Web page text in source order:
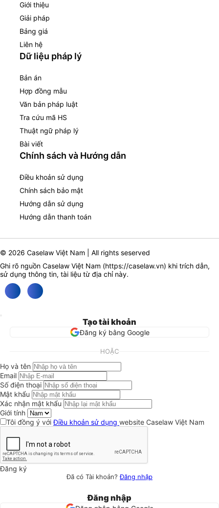
Giới thiệu
Giải pháp
Bảng giá
Liên hệ
Dữ liệu pháp lý
Bản án
Hợp đồng mẫu
Văn bản pháp luật
Tra cứu mã HS
Thuật ngữ pháp lý
Bài viết
Chính sách và Hướng dẫn
Điều khoản sử dụng
Chính sách bảo mật
Hướng dẫn sử dụng
Hướng dẫn thanh toán
© 2026 Caselaw Việt Nam | All rights seserved
Ghi rõ nguồn Caselaw Việt Nam (https://caselaw.vn) khi trích dẫn,
sử dụng thông tin, tài liệu từ địa chỉ này.
Tạo tài khoản
Đăng ký bằng Google
HOẶC
Họ và tên
Email
Số điện thoại
Mật khẩu
Xác nhận mật khẩu
Giới tính
Tôi đồng ý vớiĐiều khoản sử dụng website Caselaw Việt Nam
Đăng ký
Đã có Tài khoản?Đăng nhập
Đăng nhập